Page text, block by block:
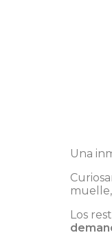
Una
Los